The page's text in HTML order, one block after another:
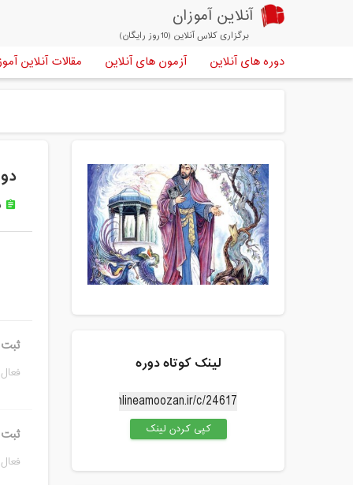
آنلاین آموزان
برگزاری کلاس آنلاین (10روز رایگان)
دوره های آنلاین آزمون های آنلاین مقالات آنلاین
assignment
ثبت
ثبت
لینک کوتاه دوره
کپی کردن لینک